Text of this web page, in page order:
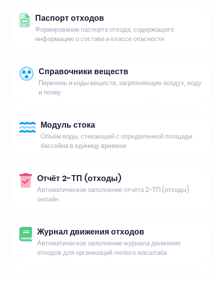
Паспорт отходов
Формирование паспорта отхода, содержащего
информацию о составе и классе опасности
Справочники веществ
Перечень и коды веществ, загрязняющих воздух, воду
и почву
Модуль стока
Объём воды, стекающей с определенной площади
бассейна в единицу времени
Отчёт 2-ТП (отходы)
Автоматическое заполнение отчёта 2-ТП (отходы)
онлайн
Журнал движения отходов
Автоматическое заполнение журнала движения
отходов для организаций любого масштаба